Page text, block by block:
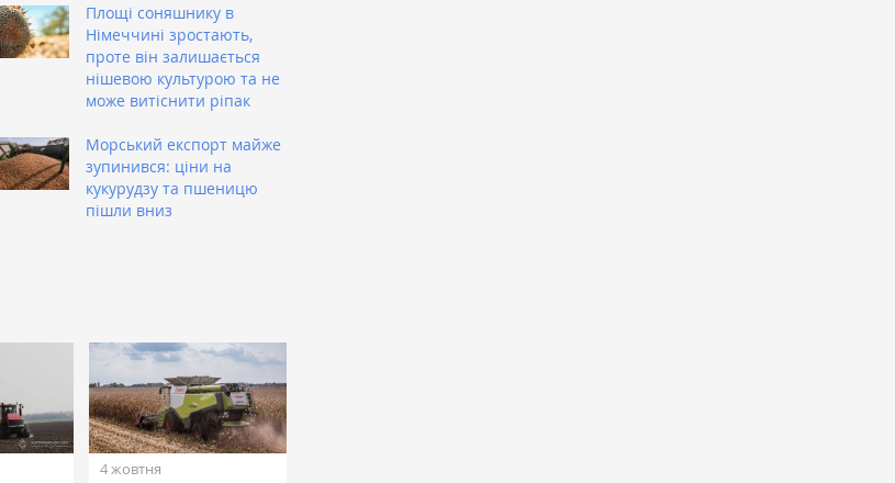
Площі соняшнику в
Німеччині зростають,
проте він залишається
нішевою культурою та не
може витіснити ріпак
Морський експорт майже
зупинився: ціни на
кукурудзу та пшеницю
пішли вниз
4 жовтня